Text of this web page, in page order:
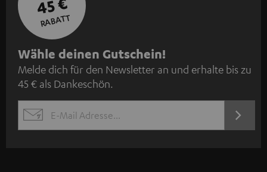
45 €
RABATT
N
e
w
s
l
Wähle deinen Gutschein!
Melde dich für den Newsletter an und erhalte bis zu
45 € als Dankeschön.
EMAIL
JETZT